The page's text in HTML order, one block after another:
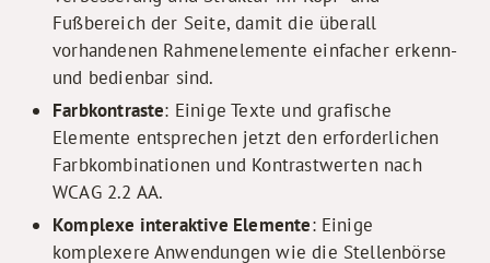
Fußbereich der Seite, damit die überall
vorhandenen Rahmenelemente einfacher erkenn-
und bedienbar sind.
Farbkontraste: Einige Texte und grafische
Elemente entsprechen jetzt den erforderlichen
Farbkombinationen und Kontrastwerten nach
WCAG 2.2 AA.
Komplexe interaktive Elemente: Einige
komplexere Anwendungen wie die Stellenbörse